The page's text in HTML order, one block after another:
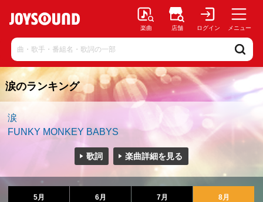
楽曲 店舗 ログイン メニュー
涙のランキング
涙
FUNKY MONKEY BABYS
歌詞 楽曲詳細を見る
5月 6月 7月 8月